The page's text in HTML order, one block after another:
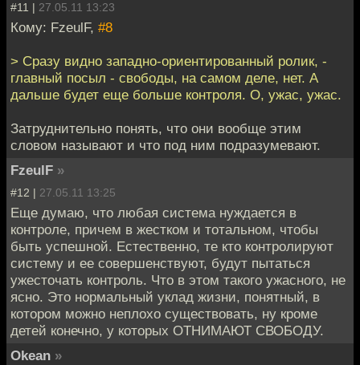
#11 | 27.05.11 13:23
Кому: FzeulF, #8
> Сразу видно западно-ориентированный ролик, -
главный посыл - свободы, на самом деле, нет. А
дальше будет еще больше контроля. О, ужас, ужас.
Затруднительно понять, что они вообще этим
словом называют и что под ним подразумевают.
FzeulF »
#12 | 27.05.11 13:25
Еще думаю, что любая система нуждается в
контроле, причем в жестком и тотальном, чтобы
быть успешной. Естественно, те кто контролируют
систему и ее совершенствуют, будут пытаться
ужесточать контроль. Что в этом такого ужасного, не
ясно. Это нормальный уклад жизни, понятный, в
котором можно неплохо существовать, ну кроме
детей конечно, у которых ОТНИМАЮТ СВОБОДУ.
Okean »